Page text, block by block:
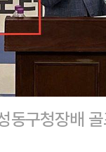
동구청장배